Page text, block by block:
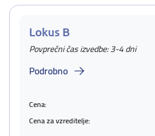
Lokus B
Povprečni čas izvedbe: 3-4 dni
Podrobno
Cena:
Cena za vzreditelje: